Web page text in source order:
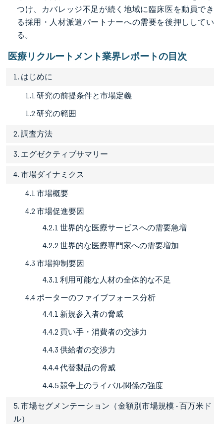
つけ、カバレッジ不足が続く地域に臨床医を動員でき
る採用・人材派遣パートナーへの需要を後押ししてい
る。
医療リクルートメント業界レポートの目次
1. はじめに
1.1 研究の前提条件と市場定義
1.2 研究の範囲
2. 調査方法
3. エグゼクティブサマリー
4. 市場ダイナミクス
4.1 市場概要
4.2 市場促進要因
4.2.1 世界的な医療サービスへの需要急増
4.2.2 世界的な医療専門家への需要増加
4.3 市場抑制要因
4.3.1 利用可能な人材の全体的な不足
4.4 ポーターのファイブフォース分析
4.4.1 新規参入者の脅威
4.4.2 買い手・消費者の交渉力
4.4.3 供給者の交渉力
4.4.4 代替製品の脅威
4.4.5 競争上のライバル関係の強度
5. 市場セグメンテーション（金額別市場規模 - 百万米ド
ル）